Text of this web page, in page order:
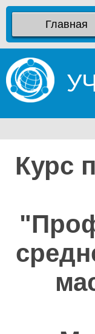
Главная
Курс